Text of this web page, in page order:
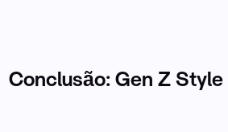
Conclusão: Gen Z